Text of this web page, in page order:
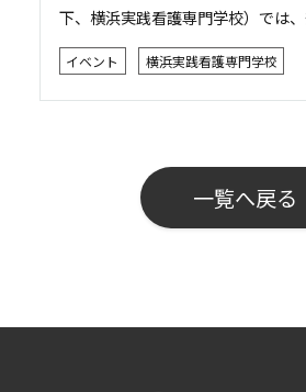
下、横浜実践看護専門学校）では
次良爾先生をお招きし、「災害現場
の判断力・対応力を学ぶ ～熱中症～
イベント 横浜実践看護専門学校
一覧へ戻る